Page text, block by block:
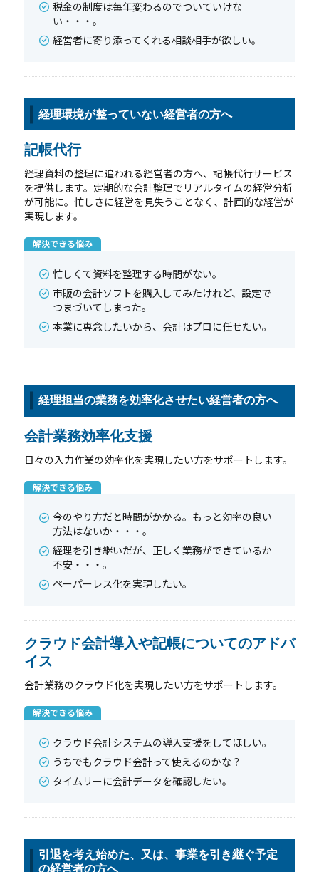
対応地域
新潟県を中心に全国対応（オンライン対応可能）
税金の制度は毎年変わるのでついていけな
い・・・。
経営者に寄り添ってくれる相談相手が欲しい。
経理環境が整っていない経営者の方へ
記帳代行
経理資料の整理に追われる経営者の方へ、記帳代行サービス
を提供します。定期的な会計整理でリアルタイムの経営分析
が可能に。忙しさに経営を見失うことなく、計画的な経営が
実現します。
解決できる悩み
忙しくて資料を整理する時間がない。
市販の会計ソフトを購入してみたけれど、設定で
つまづいてしまった。
本業に専念したいから、会計はプロに任せたい。
経理担当の業務を効率化させたい経営者の方へ
会計業務効率化支援
日々の入力作業の効率化を実現したい方をサポートします。
解決できる悩み
今のやり方だと時間がかかる。もっと効率の良い
方法はないか・・・。
経理を引き継いだが、正しく業務ができているか
不安・・・。
ペーパーレス化を実現したい。
クラウド会計導入や記帳についてのアドバ
イス
会計業務のクラウド化を実現したい方をサポートします。
解決できる悩み
クラウド会計システムの導入支援をしてほしい。
うちでもクラウド会計って使えるのかな？
タイムリーに会計データを確認したい。
引退を考え始めた、又は、事業を引き継ぐ予定
の経営者の方へ